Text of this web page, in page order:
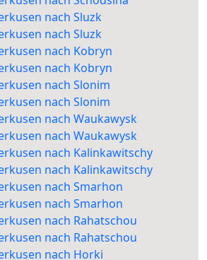
nach Sluzk
nach Sluzk
nach Kobryn
nach Kobryn
nach Slonim
nach Slonim
nach Waukawysk
nach Waukawysk
nach Kalinkawitschy
nach Kalinkawitschy
nach Smarhon
nach Smarhon
nach Rahatschou
nach Rahatschou
nach Horki